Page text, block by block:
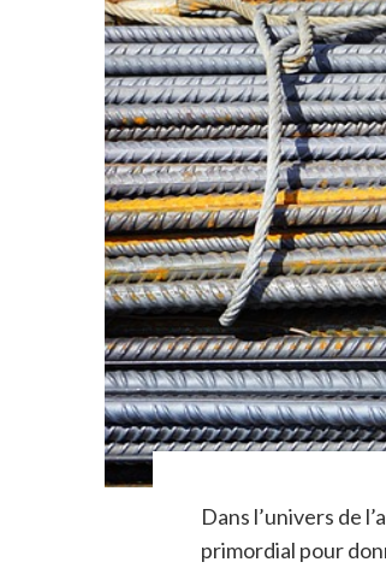
Dans l’univers de
primordial pour